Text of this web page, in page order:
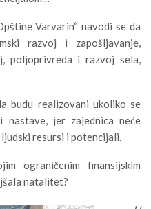
Varvarin“ navodi se da
razvoj i zapošljavanje,
poljoprivreda i razvoj sela,
budu realizovani ukoliko se
nastave, jer zajednica neće
resursi i potencijali.
ograničenim finansijskim
natalitet?